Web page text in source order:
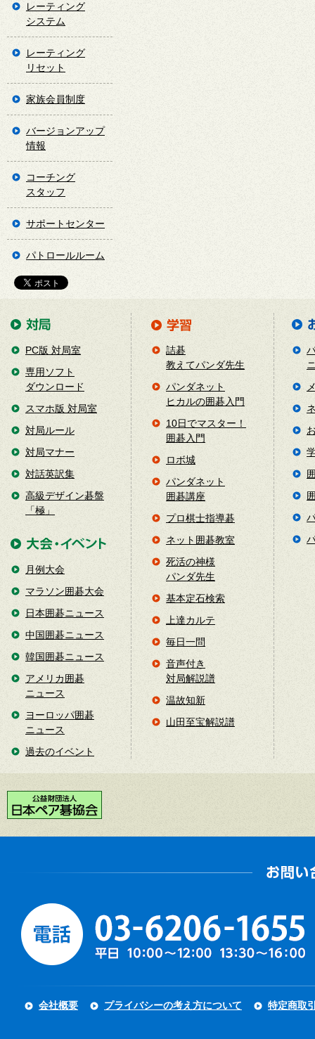
レーティング
システム
レーティング
リセット
家族会員制度
バージョンアップ
情報
コーチング
スタッフ
サポートセンター
パトロールルーム
PC版 対局室
専用ソフト
ダウンロード
スマホ版 対局室
対局ルール
対局マナー
対話英訳集
高級デザイン碁盤
「極」
月例大会
マラソン囲碁大会
日本囲碁ニュース
中国囲碁ニュース
韓国囲碁ニュース
アメリカ囲碁
ニュース
ヨーロッパ囲碁
ニュース
過去のイベント
詰碁
教えてパンダ先生
パンダネット
ヒカルの囲碁入門
10日でマスター！
囲碁入門
ロボ城
パンダネット
囲碁講座
プロ棋士指導碁
ネット囲碁教室
死活の神様
パンダ先生
基本定石検索
上達カルテ
毎日一問
音声付き
対局解説譜
温故知新
山田至宝解説譜
会社概要 プライバシーの考え方について 特定商取